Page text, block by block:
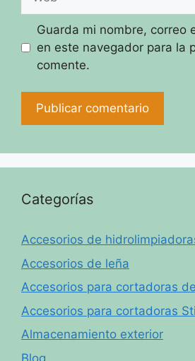
Guarda mi nombre, correo
en este navegador para la
comente.
Categorías
Accesorios de
Accesorios de leña
Accesorios para cortadoras
Accesorios para cortadoras
Almacenamiento exterior
Blog